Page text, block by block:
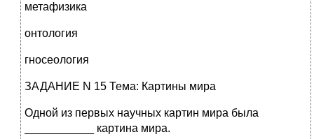
метафизика
онтология
гносеология
ЗАДАНИЕ N 15 Тема: Картины мира
Одной из первых научных картин мира была
___________ картина мира.